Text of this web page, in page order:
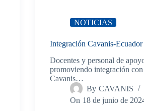
NOTICIAS
Integración Cavanis-Ecuador
Docentes y personal de
promoviendo integración con
Cavanis…
By CAVANIS
On 18 de junio de